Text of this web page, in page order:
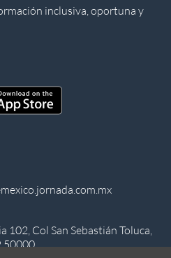
inclusiva, oportuna y
102, Col San Sebastián Toluca,
50000